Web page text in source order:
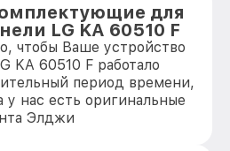
для
LG KA 60510 F
чтобы Ваше устройство
KA 60510 F работало
период времени,
нас есть оригинальные
Элджи